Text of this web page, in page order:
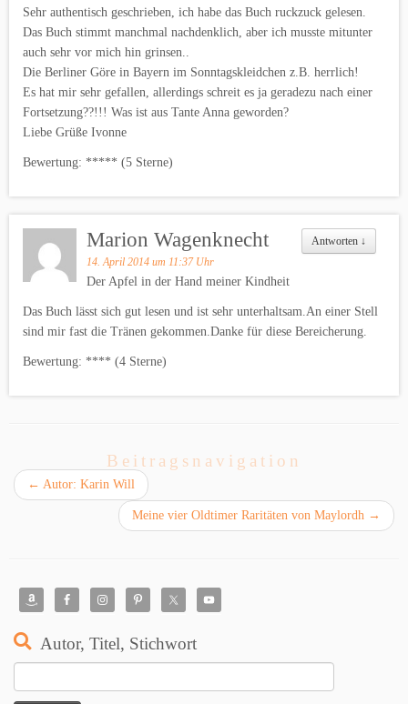
Sehr authentisch geschrieben, ich habe das Buch ruckzuck gelesen.
Das Buch stimmt manchmal nachdenklich, aber ich musste mitunter
auch sehr vor mich hin grinsen..
Die Berliner Göre in Bayern im Sonntagskleidchen z.B. herrlich!
Es hat mir sehr gefallen, allerdings schreit es ja geradezu nach einer
Fortsetzung??!!! Was ist aus Tante Anna geworden?
Liebe Grüße Ivonne
Bewertung: ***** (5 Sterne)
Antworten ↓
Marion Wagenknecht
14. April 2014 um 11:37 Uhr
Der Apfel in der Hand meiner Kindheit
Das Buch lässt sich gut lesen und ist sehr unterhaltsam.An einer Stell
sind mir fast die Tränen gekommen.Danke für diese Bereicherung.
Bewertung: **** (4 Sterne)
Beitragsnavigation
← Autor: Karin Will
Meine vier Oldtimer Raritäten von Maylordh →
Autor, Titel, Stichwort
nach: